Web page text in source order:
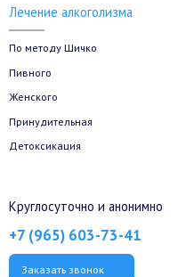
Лечение алкоголизма
По методу Шичко
Пивного
Женского
Принудительная
Детоксикация
Круглосуточно и анонимно
+7 (965) 603-73-41
Заказать звонок